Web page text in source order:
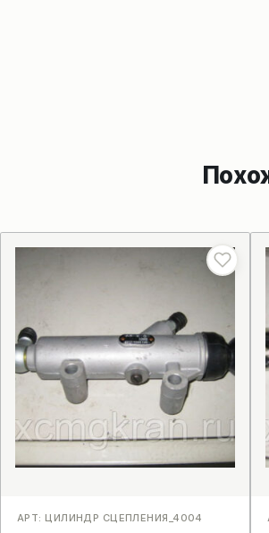
АРТ: ЦИЛИНДР СЦЕПЛЕНИЯ_4004